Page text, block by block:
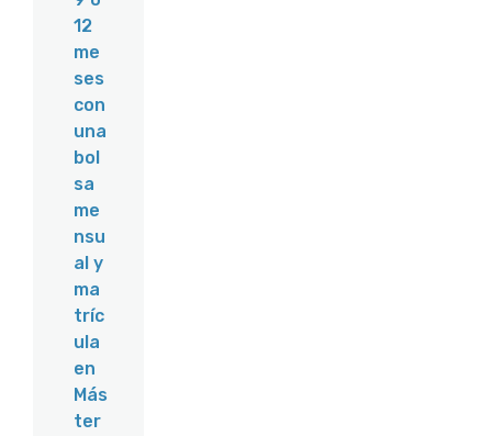
12
me
ses
con
una
bol
sa
me
nsu
al y
ma
tríc
ula
en
Más
ter